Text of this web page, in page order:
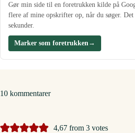
Gør min side til en foretrukken kilde på
flere af mine opskrifter op, når du søger.
sekunder.
Marker som foretrukken →
10 kommentarer
4,67 from 3 votes